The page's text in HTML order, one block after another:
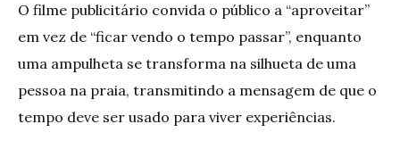
O filme publicitário convida o público a “aproveitar”
em vez de “ficar vendo o tempo passar”, enquanto
uma ampulheta se transforma na silhueta de uma
pessoa na praia, transmitindo a mensagem de que o
tempo deve ser usado para viver experiências.